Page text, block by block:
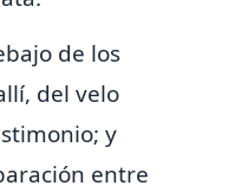
de los
del velo
y
entre